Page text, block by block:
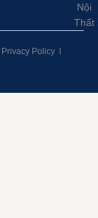
Nội
Thất
Privacy Policy l